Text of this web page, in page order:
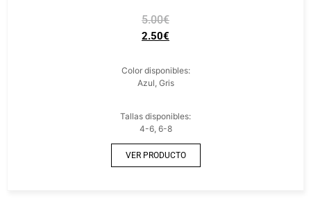
5.00€
2.50€
Color disponibles:
Azul, Gris
Tallas disponibles:
4-6, 6-8
VER PRODUCTO